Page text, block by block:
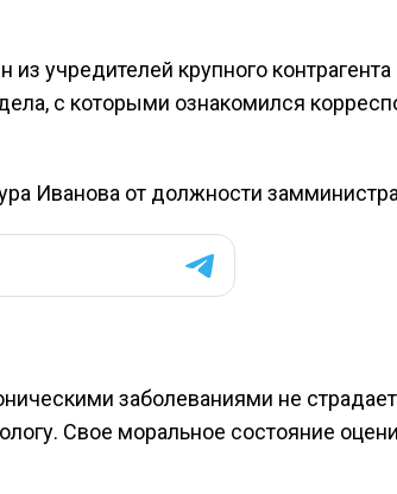
учредителей крупного контрагента
с которыми ознакомился
Иванова от должности
заболеваниями не
Свое моральное состояние